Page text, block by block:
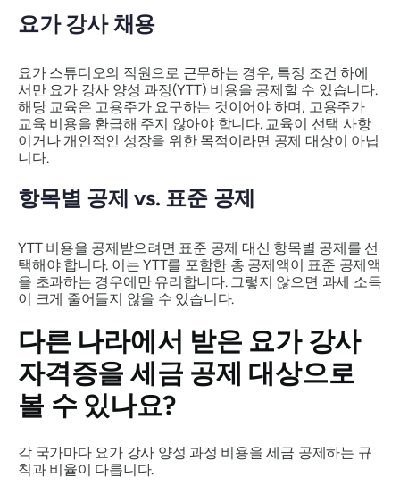
요가 강사 채용
요가 스튜디오의 직원으로 근무하는 경우, 특정 조건 하에
서만 요가 강사 양성 과정(YTT) 비용을 공제할 수 있습니다.
해당 교육은 고용주가 요구하는 것이어야 하며, 고용주가
교육 비용을 환급해 주지 않아야 합니다. 교육이 선택 사항
이거나 개인적인 성장을 위한 목적이라면 공제 대상이 아닙
니다.
항목별 공제 vs. 표준 공제
YTT 비용을 공제받으려면 표준 공제 대신 항목별 공제를 선
택해야 합니다. 이는 YTT를 포함한 총 공제액이 표준 공제액
을 초과하는 경우에만 유리합니다. 그렇지 않으면 과세 소득
이 크게 줄어들지 않을 수 있습니다.
다른 나라에서 받은 요가 강사
자격증을 세금 공제 대상으로
볼 수 있나요?
각 국가마다 요가 강사 양성 과정 비용을 세금 공제하는 규
칙과 비율이 다릅니다.